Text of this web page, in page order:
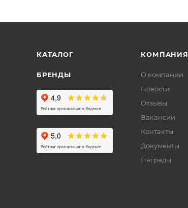
КАТАЛОГ
БРЕНДЫ
КОМПАНИЯ
О компании
Новости
Отзывы
Вакансии
Контакты
Документы
Награды